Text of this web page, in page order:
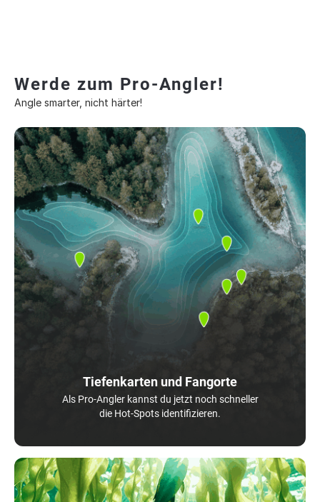
Werde zum Pro-Angler!
Angle smarter, nicht härter!
Tiefenkarten und Fangorte
Als Pro-Angler kannst du jetzt noch schneller
die Hot-Spots identifizieren.